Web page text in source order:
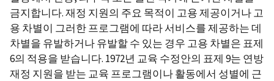
금지합니다. 재정 지원의 주요 목적이 고용 제공이거나 고
용 차별이 그러한 프로그램에 따라 서비스를 제공하는 데
차별을 유발하거나 유발할 수 있는 경우 고용 차별은 표제
6의 적용을 받습니다. 1972년 교육 수정안의 표제 9는 연방
재정 지원을 받는 교육 프로그램이나 활동에서 성별에 근